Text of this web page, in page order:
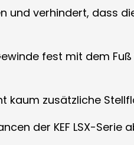
und verhindert, dass
fest mit dem
kaum zusätzliche
der KEF LSX-Serie